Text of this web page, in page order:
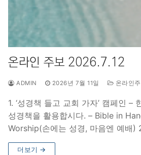
온라인 주보 2026.7.12
ADMIN 2026년 7월 11일 온라인
1. ‘성경책 들고 교회 가자’ 캠페인 –
성경책을 활용합시다. – Bible in
Worship(손에는 성경, 마음엔 예배)
더보기 →